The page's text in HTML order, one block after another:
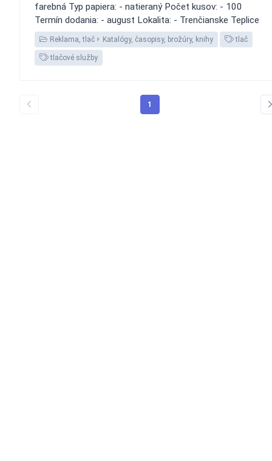
farebná Typ papiera: - natieraný Počet kusov: - 100
Termín dodania: - august Lokalita: - Trenčianske Teplice
Reklama, tlač Katalógy, časopisy, brožúry, knihy tlač
tlačové služby
1